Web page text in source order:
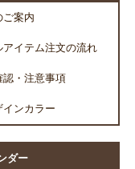
ご案内
イテム注文の流れ
・注意事項
ンカラー
ダー